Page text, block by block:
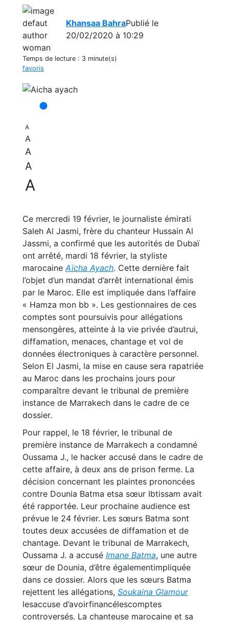
Khansaa BahraPublié le
20/02/2020 à 10:29
Temps de lecture : 3 minute(s)
favoris
A
A
A
A
A
Ce mercredi 19 février, le journaliste émirati
Saleh Al Jasmi, frère du chanteur Hussain Al
Jassmi, a confirmé que les autorités de Dubaï
ont arrêté, mardi 18 février, la styliste
marocaine Aïcha Ayach. Cette dernière fait
l’objet d’un mandat d’arrêt international émis
par le Maroc. Elle est impliquée dans l’affaire
« Hamza mon bb ». Les gestionnaires de ces
comptes sont poursuivis pour allégations
mensongères, atteinte à la vie privée d’autrui,
diffamation, menaces, chantage et vol de
données électroniques à caractère personnel.
Selon El Jasmi, la mise en cause sera rapatriée
au Maroc dans les prochains jours pour
comparaître devant le tribunal de première
instance de Marrakech dans le cadre de ce
dossier.
Pour rappel, le 18 février, le tribunal de
première instance de Marrakech a condamné
Oussama J., le hacker accusé dans le cadre de
cette affaire, à deux ans de prison ferme. La
décision concernant les plaintes prononcées
contre Dounia Batma etsa sœur Ibtissam avait
été rapportée. Leur prochaine audience est
prévue le 24 février. Les sœurs Batma sont
toutes deux accusées de diffamation et de
chantage. Devant le tribunal de Marrakech,
Oussama J. a accusé Imane Batma, une autre
sœur de Dounia, d’être égalementimpliquée
dans ce dossier. Alors que les sœurs Batma
rejettent les allégations, Soukaina Glamour
lesaccuse d’avoirfinancélescomptes
controversés. La chanteuse marocaine et sa